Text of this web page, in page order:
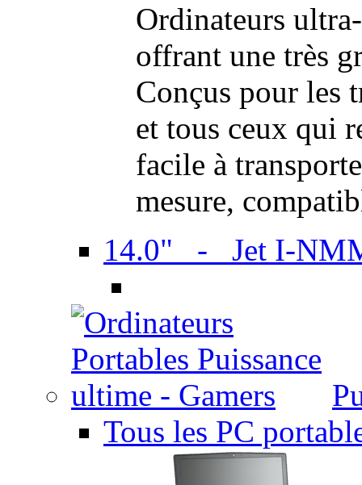
Ordinateurs
offrant une très
Conçus pour les
et tous ceux qui
facile à
mesure,
14.0" - Jet I-
Tous les PC